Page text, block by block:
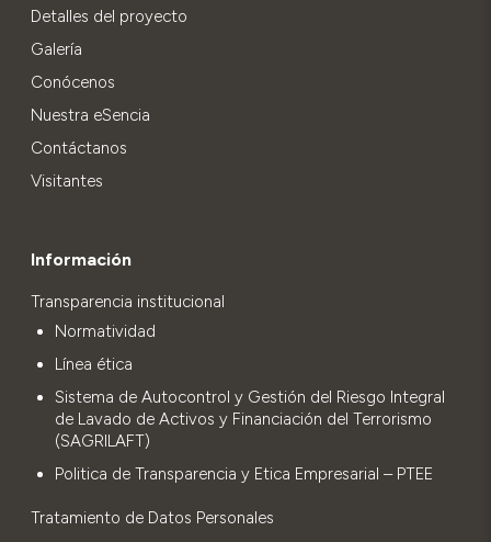
Detalles del proyecto
Galería
Conócenos
Nuestra eSencia
Contáctanos
Visitantes
Información
Transparencia institucional
Normatividad
Línea ética
Sistema de Autocontrol y Gestión del Riesgo Integral
de Lavado de Activos y Financiación del Terrorismo
(SAGRILAFT)
Politica de Transparencia y Etica Empresarial – PTEE
Tratamiento de Datos Personales